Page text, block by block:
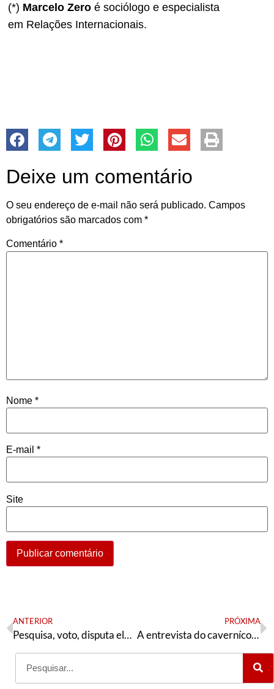
(*) Marcelo Zero é sociólogo e especialista
em Relações Internacionais.
Deixe um comentário
O seu endereço de e-mail não será publicado. Campos
obrigatórios são marcados com *
Comentário *
Nome *
E-mail *
Site
ANTERIOR
Pesquisa, voto, disputa eleitoral e política
PRÓXIMA
A entrevista do cavernícola no JN e outros assuntos quentes